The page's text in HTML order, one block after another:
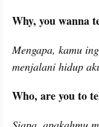
Why, you wanna
Mengapa, kamu
menjalani hidup
Who, are you to